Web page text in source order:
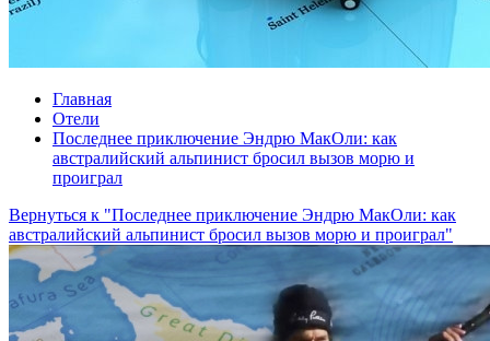
Главная
Отели
Последнее приключение Эндрю МакОли: как
австралийский альпинист бросил вызов морю и
проиграл
Вернуться к "Последнее приключение Эндрю МакОли: как
австралийский альпинист бросил вызов морю и проиграл"